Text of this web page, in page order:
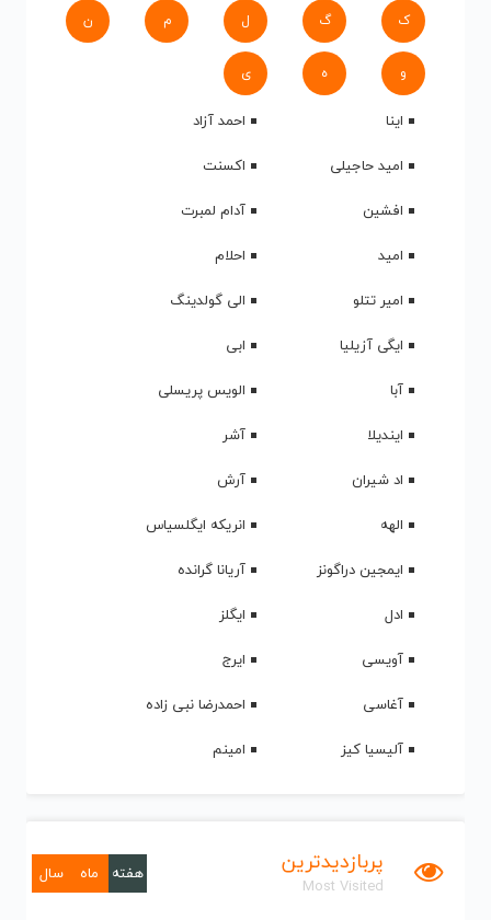
ک گ ل م ن
و ه ی
اینا
احمد آزاد
امید حاجیلی
اکسنت
افشین
آدام لمبرت
امید
احلام
امیر تتلو
الی گولدینگ
ایگی آزیلیا
ابی
آبا
الویس پریسلی
ایندیلا
آشر
اد شیران
آرش
الهه
انریکه ایگلسیاس
ایمجین دراگونز
آریانا گرانده
ادل
ایگلز
آویسی
ایرج
آغاسی
احمدرضا نبی زاده
آلیسیا کیز
امینم
پربازدیدترین
Most Visited
هفته ماه سال